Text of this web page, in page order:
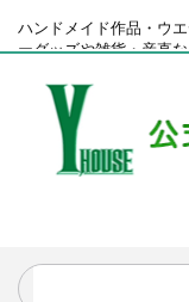
ハンドメイド作品・ウ
ーグッズや雑貨・産直